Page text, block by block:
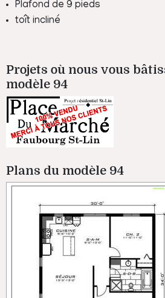
Plafond de 9 pieds
toît incliné
Projets où nous vous
modèle 94
Plans du modèle 94